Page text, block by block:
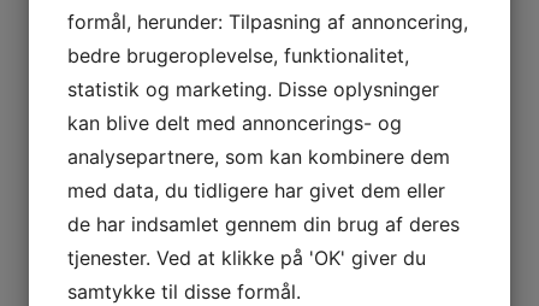
formål, herunder: Tilpasning af annoncering,
bedre brugeroplevelse, funktionalitet,
statistik og marketing. Disse oplysninger
kan blive delt med annoncerings- og
analysepartnere, som kan kombinere dem
med data, du tidligere har givet dem eller
de har indsamlet gennem din brug af deres
tjenester. Ved at klikke på 'OK' giver du
samtykke til disse formål.